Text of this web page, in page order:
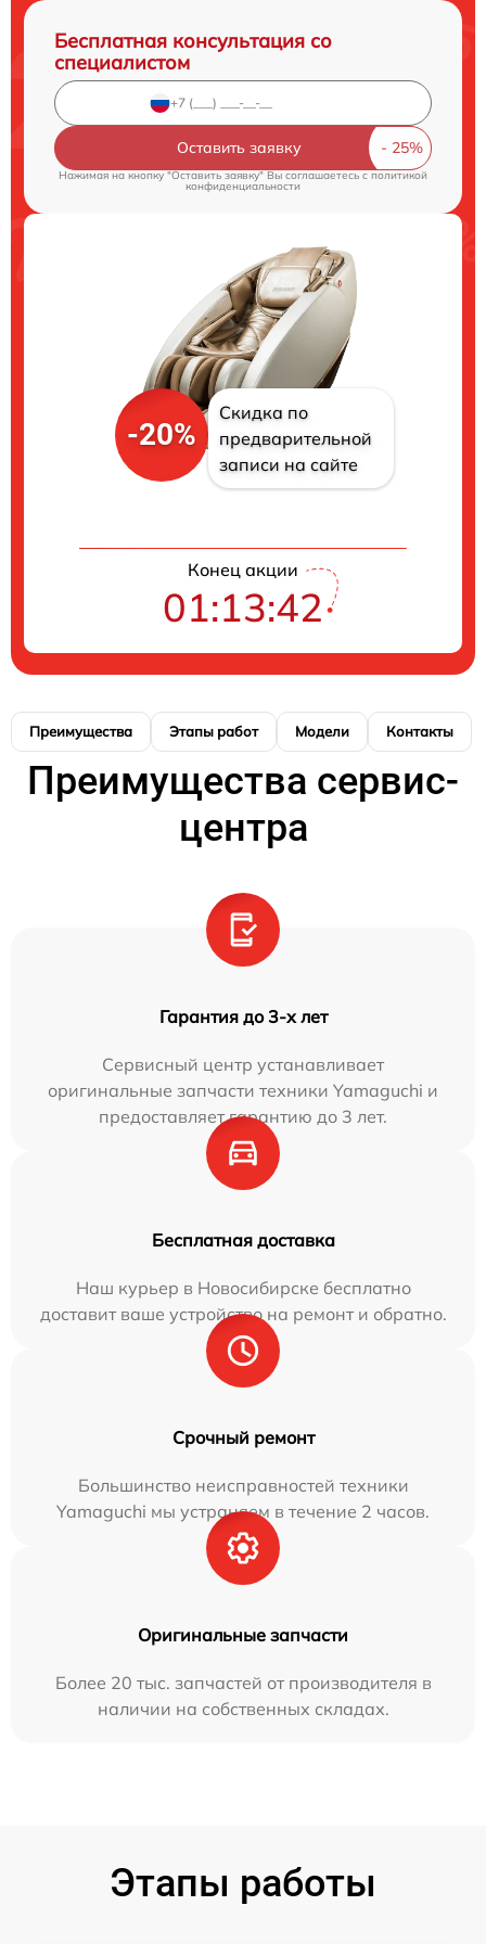
Бесплатная консультация со
специалистом
Оставить заявку
Нажимая на кнопку "Оставить заявку" Вы соглашаетесь cполитикой
конфиденциальности
-20%
Скидка по
предварительной
записи на сайте
Конец акции
01:13:41
Преимущества Этапы работ Модели Контакты
Преимущества сервис-
центра
Гарантия до 3-х лет
Сервисный центр устанавливает
оригинальные запчасти техники Yamaguchi и
предоставляет гарантию до 3 лет.
Бесплатная доставка
Наш курьер в Новосибирске бесплатно
доставит ваше устройство на ремонт и обратно.
Срочный ремонт
Большинство неисправностей техники
Yamaguchi мы устраняем в течение 2 часов.
Оригинальные запчасти
Более 20 тыс. запчастей от производителя в
наличии на собственных складах.
Этапы работы